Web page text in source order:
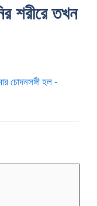
তখন
চোদনসঙ্গী হল -